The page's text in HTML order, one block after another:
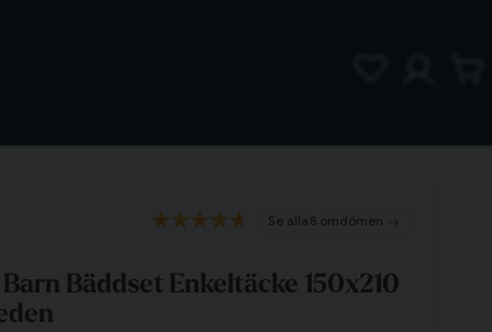
8 omdömen
Bäddset Enkeltäcke 150x210